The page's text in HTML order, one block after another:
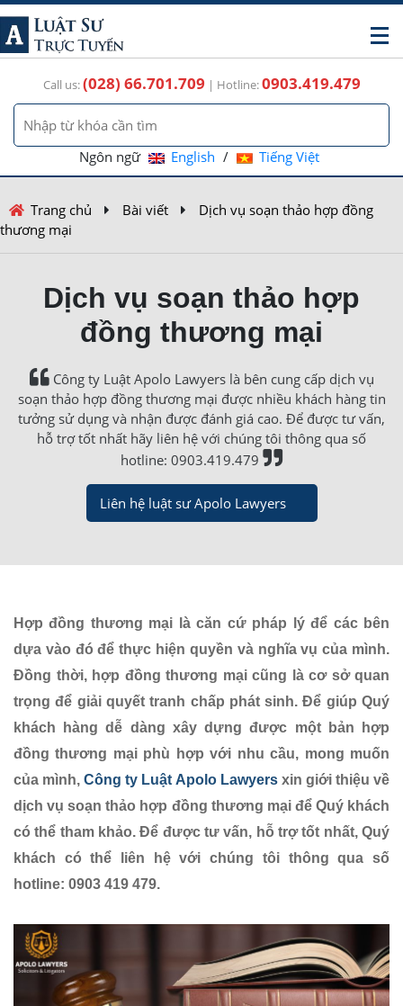
Call us:(028) 66.701.709 | Hotline:0903.419.479
Ngôn ngữ English / Tiếng Việt
Trang chủ Bài viết
Dịch vụ soạn thảo hợp đồng
thương mại
Dịch vụ soạn thảo hợp
đồng thương mại
Công ty Luật Apolo Lawyers là bên cung cấp dịch vụ
soạn thảo hợp đồng thương mại được nhiều khách hàng tin
tưởng sử dụng và nhận được đánh giá cao. Để được tư vấn,
hỗ trợ tốt nhất hãy liên hệ với chúng tôi thông qua số
hotline: 0903.419.479
Liên hệ luật sư Apolo Lawyers
Hợp đồng thương mại là căn cứ pháp lý để các bên
dựa vào đó để thực hiện quyền và nghĩa vụ của mình.
Đồng thời, hợp đồng thương mại cũng là cơ sở quan
trọng để giải quyết tranh chấp phát sinh. Để giúp Quý
khách hàng dễ dàng xây dựng được một bản hợp
đồng thương mại phù hợp với nhu cầu, mong muốn
của mình,Công ty Luật Apolo Lawyers xin giới thiệu về
dịch vụ soạn thảo hợp đồng thương mại để Quý khách
có thể tham khảo. Để được tư vấn, hỗ trợ tốt nhất, Quý
khách có thể liên hệ với chúng tôi thông qua số
hotline: 0903 419 479.